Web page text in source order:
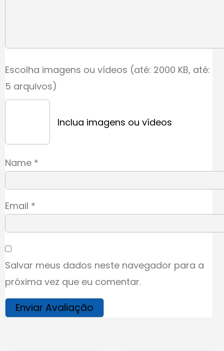
Escolha imagens ou vídeos (até: 2000 KB, até:
5 arquivos)
Inclua imagens ou vídeos
Name *
Email *
Salvar meus dados neste navegador para a
próxima vez que eu comentar.